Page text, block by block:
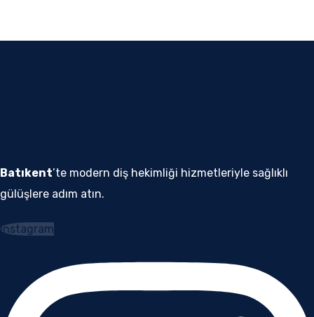
Batıkent’te modern diş hekimliği hizmetleriyle sağlıklı
gülüşlere adım atın.
Instagram